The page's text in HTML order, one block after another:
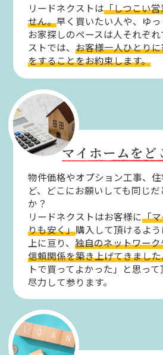
リードネクストは「しつこい
せん。早く買いたい人や、ゆっ
お家探しのペースは人それぞ
ストでは、お客様一人ひとり
をすることをお約束します。
マイホームをど
物件価格やオプション工事、
ど、どこにお願いしても同じ
か？
リードネクストはお客様に「
りも安く」購入して頂けるよ
上に亘り、独自のネットワー
信頼関係を築き上げてきまし
トで買ってよかった」と思っ
尽力して参ります。